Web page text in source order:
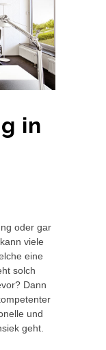
in
oder gar
viele
eine
solch
Dann
und
geht.